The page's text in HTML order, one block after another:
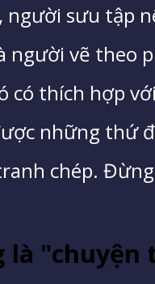
sưu tập
người vẽ theo
có thích hợp
những thứ
chép.
là "chuyện